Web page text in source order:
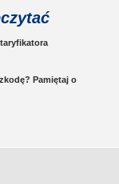
Pamiętaj o